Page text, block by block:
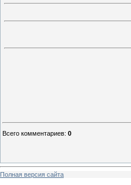
Всего комментариев: 0
Полная версия сайта